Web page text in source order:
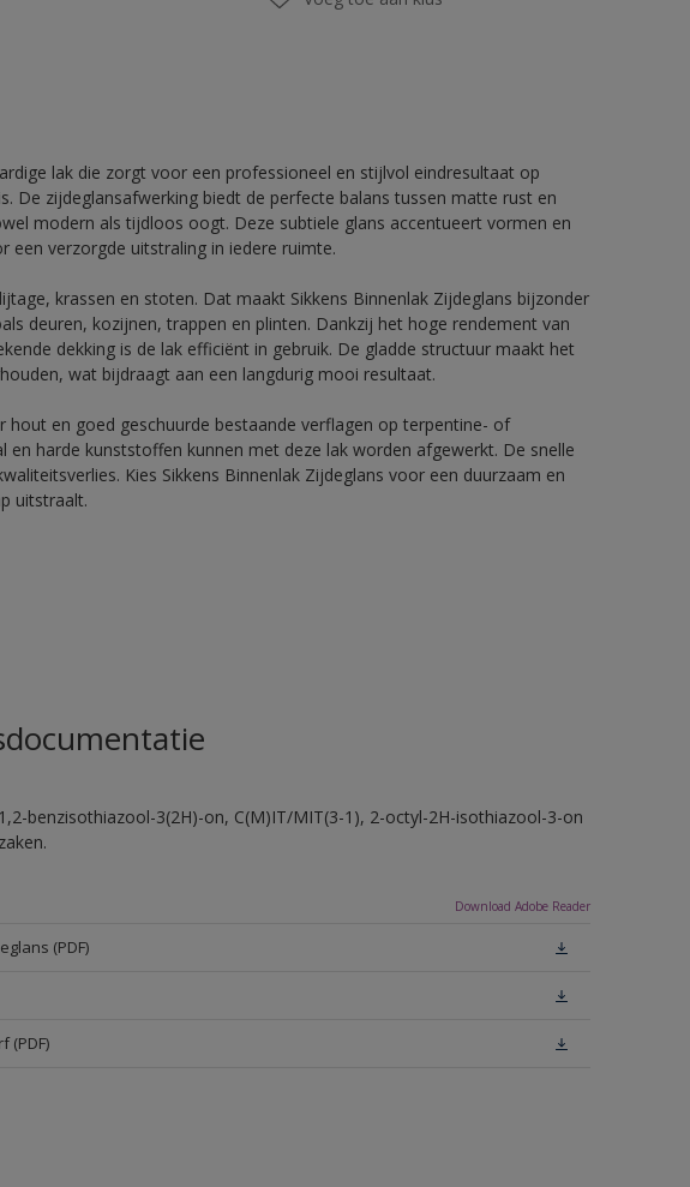
lak die zorgt voor een professioneel en stijlvol eindresultaat op
De zijdeglansafwerking biedt de perfecte balans tussen matte rust en
modern als tijdloos oogt. Deze subtiele glans accentueert vormen en
een verzorgde uitstraling in iedere ruimte.
krassen en stoten. Dat maakt Sikkens Binnenlak Zijdeglans bijzonder
deuren, kozijnen, trappen en plinten. Dankzij het hoge rendement van
dekking is de lak efficiënt in gebruik. De gladde structuur maakt het
wat bijdraagt aan een langdurig mooi resultaat.
hout en goed geschuurde bestaande verflagen op terpentine- of
harde kunststoffen kunnen met deze lak worden afgewerkt. De snelle
Kies Sikkens Binnenlak Zijdeglans voor een duurzaam en
uitstraalt.
benzisothiazool-3(2H)-on, C(M)IT/MIT(3-1), 2-octyl-2H-isothiazool-3-on
Download Adobe Reader
(PDF)
(PDF)